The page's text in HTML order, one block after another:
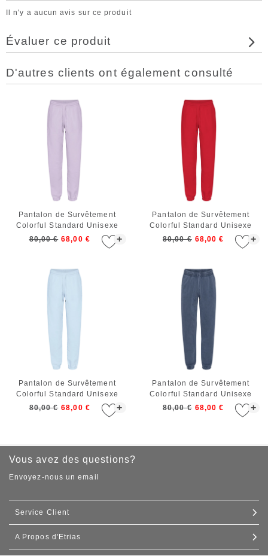
Il n'y a aucun avis sur ce produit
Évaluer ce produit
D'autres clients ont également consulté
+
Pantalon de Survêtement
Colorful Standard Unisexe
Organic Sweatpants Soft
80,00 € 68,00 € +
Pantalon de Survêtement
Colorful Standard Unisexe
Organic Sweatpants Scarlet
80,00 € 68,00 €
+
Pantalon de Survêtement
Colorful Standard Unisexe
Organic Sweatpants Polar Blue
80,00 € 68,00 € +
Pantalon de Survêtement
Colorful Standard Unisexe
Organic Sweatpants Neptune
80,00 € 68,00 €
Vous avez des questions?
Envoyez-nous un email
Service Client
Contact
A Propos d'Etrias